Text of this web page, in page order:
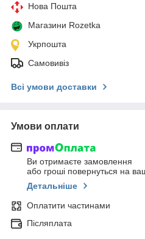
Нова Пошта
Магазини Rozetka
Укрпошта
Самовивіз
Всі умови доставки
Умови оплати
Ви отримаєте замовлення
або гроші повернуться на
Детальніше
Оплатити частинами
Післяплата